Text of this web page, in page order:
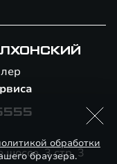
3 стр. 3
обработки
браузера.